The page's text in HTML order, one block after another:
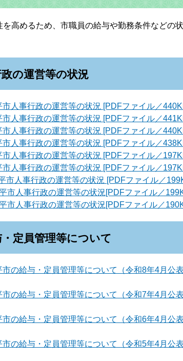
高めるため、市職員の給与や勤務条件などの
の運営等の状況
人事行政の運営等の状況 [PDFファイル／
人事行政の運営等の状況 [PDFファイル／
人事行政の運営等の状況 [PDFファイル／
人事行政の運営等の状況 [PDFファイル／
人事行政の運営等の状況 [PDFファイル／
人事行政の運営等の状況 [PDFファイル／
市人事行政の運営等の状況 [PDFファイル／
市人事行政の運営等の状況[PDFファイル／
市人事行政の運営等の状況[PDFファイル／
定員管理等について
の給与・定員管理等について（令和8年4月公
の給与・定員管理等について（令和7年4月公
の給与・定員管理等について（令和6年4月公
の給与・定員管理等について（令和5年4月公